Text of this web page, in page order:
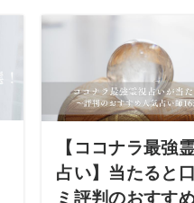
【ココナラ最強
占い】当たると
ミ評判のおすす